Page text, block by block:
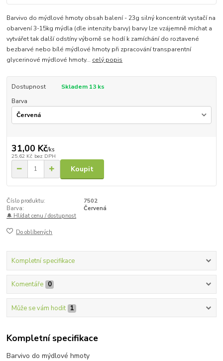
Barvivo do mýdlové hmoty obsah balení - 23g silný koncentrát vystačí na
obarvení 3-15kg mýdla (dle intenzity barvy) barvy lze vzájemně míchat a
vytvářet tak další odstíny výborně se hodí k zamíchání do roztavené
bezbarvé nebo bílé mýdlové hmoty při zpracování transparentní
glycerinové mýdlové hmoty... celý popis
Dostupnost
Skladem 13 ks
Barva
31,00 Kč/ks
25,62 Kč bez DPH
Koupit
Číslo produktu:
7502
Barva:
Červená
🔔 Hlídat cenu / dostupnost
Do oblíbených
Kompletní specifikace
Komentáře 0
Může se vám hodit 1
Kompletní specifikace
Barvivo do mýdlové hmoty